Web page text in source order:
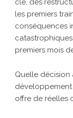
clé, des
les premiers
conséquences
premiers mois
Quelle
développement
offre de réelles